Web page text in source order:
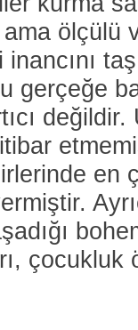
ölçülü
gerçeğe
çocukluk